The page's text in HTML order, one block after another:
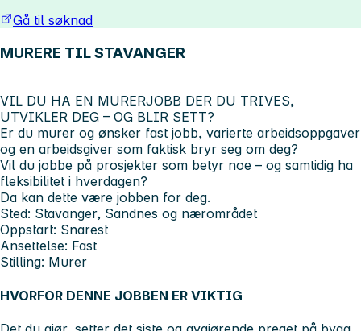
Gå til søknad
MURERE TIL STAVANGER
VIL DU HA EN MURERJOBB DER DU TRIVES,
UTVIKLER DEG – OG BLIR SETT?
Er du murer og ønsker fast jobb, varierte arbeidsoppgaver
og en arbeidsgiver som faktisk bryr seg om deg?
Vil du jobbe på prosjekter som betyr noe – og samtidig ha
fleksibilitet i hverdagen?
Da kan dette være jobben for deg.
Sted: Stavanger, Sandnes og nærområdet
Oppstart: Snarest
Ansettelse: Fast
Stilling: Murer
HVORFOR DENNE JOBBEN ER VIKTIG